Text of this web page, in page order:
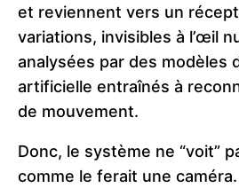
et reviennent vers un
variations, invisibles à l’œil
analysées par des modèles
artificielle entraînés à
de mouvement.
Donc, le système ne “voit”
comme le ferait une